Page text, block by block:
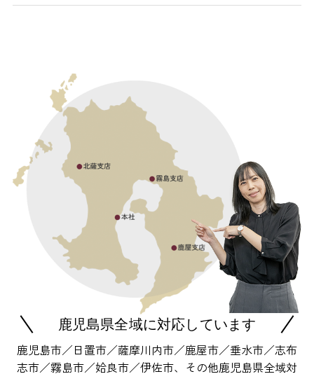
鹿児島県全域に対応しています
鹿児島市／日置市／薩摩川内市／鹿屋市／垂水市／志布
志市／霧島市／姶良市／伊佐市、その他鹿児島県全域対